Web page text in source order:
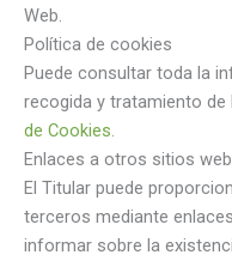
Web.
Política de cookies
Puede consultar toda la
recogida y tratamiento de
de Cookies.
Enlaces a otros sitios web
El Titular puede
terceros mediante
informar sobre la